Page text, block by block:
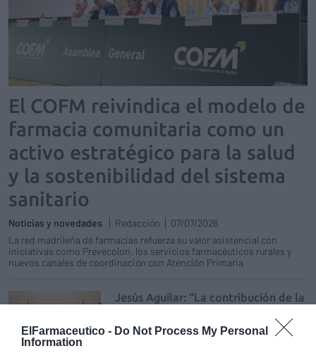
ElFarmaceutico - Do Not Process My Personal
Information
El COFM reivindica el modelo de
farmacia comunitaria como un
activo estratégico para la salud
y la sostenibilidad del sistema
sanitario
Noticias y novedades Redacción
07/07/2026
La red madrileña de farmacias refuerza su valor asistencial con
iniciativas como Prevecolon, los servicios farmacéuticos rurales y
nuevos canales de coordinación con Atención Primaria
Jesús Aguilar: “La contribución de la
es transversal, operativa y orientada
a la mejora efectiva de la salud, la